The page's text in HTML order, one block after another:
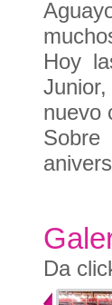
Hoy
nuevo
Sobre
Da